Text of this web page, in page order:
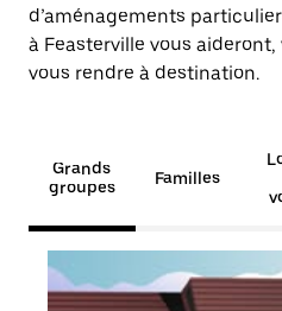
d’aménagements
à Feasterville vous
vous rendre à destination.
Grands
groupes
Familles